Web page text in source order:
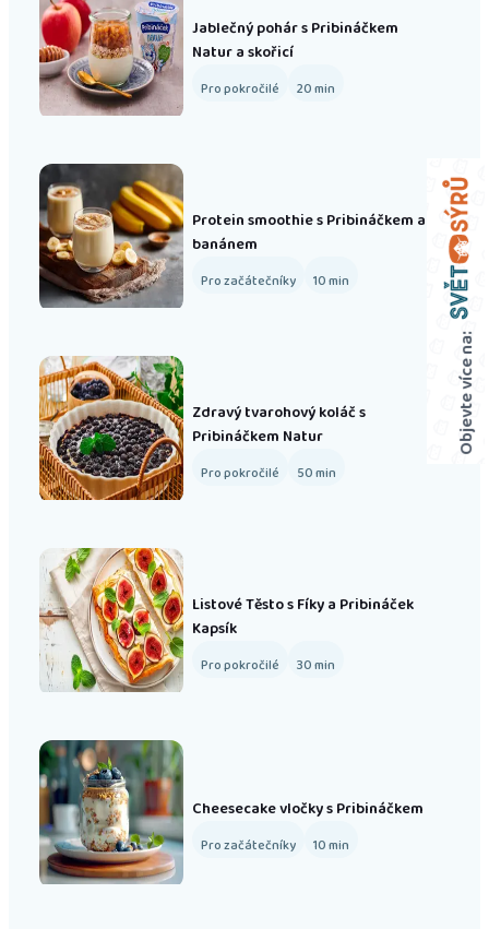
Objevte více na:
Jablečný pohár s Pribináčkem
Natur a skořicí
Pro pokročilé 20min
Protein smoothie s Pribináčkem a
banánem
Pro začátečníky 10min
Zdravý tvarohový koláč s
Pribináčkem Natur
Pro pokročilé 50min
Listové Těsto s Fíky a Pribináček
Kapsík
Pro pokročilé 30min
Cheesecake vločky s Pribináčkem
Pro začátečníky 10min